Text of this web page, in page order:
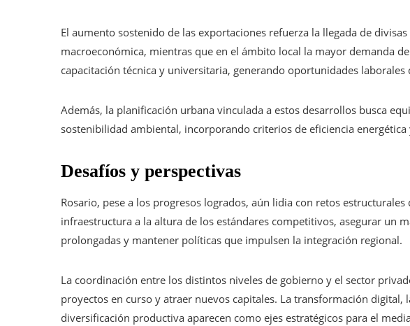
El aumento sostenido de las exportaciones refuerza la llegada de
macroeconómica, mientras que en el ámbito local la mayor demanda
capacitación técnica y universitaria, generando oportunidades laborales
Además, la planificación urbana vinculada a estos desarrollos busca
sostenibilidad ambiental, incorporando criterios de eficiencia
Desafíos y perspectivas
Rosario, pese a los progresos logrados, aún lidia con retos
infraestructura a la altura de los estándares competitivos, asegurar un
prolongadas y mantener políticas que impulsen la integración regional.
La coordinación entre los distintos niveles de gobierno y el sector
proyectos en curso y atraer nuevos capitales. La transformación digital,
diversificación productiva aparecen como ejes estratégicos para el